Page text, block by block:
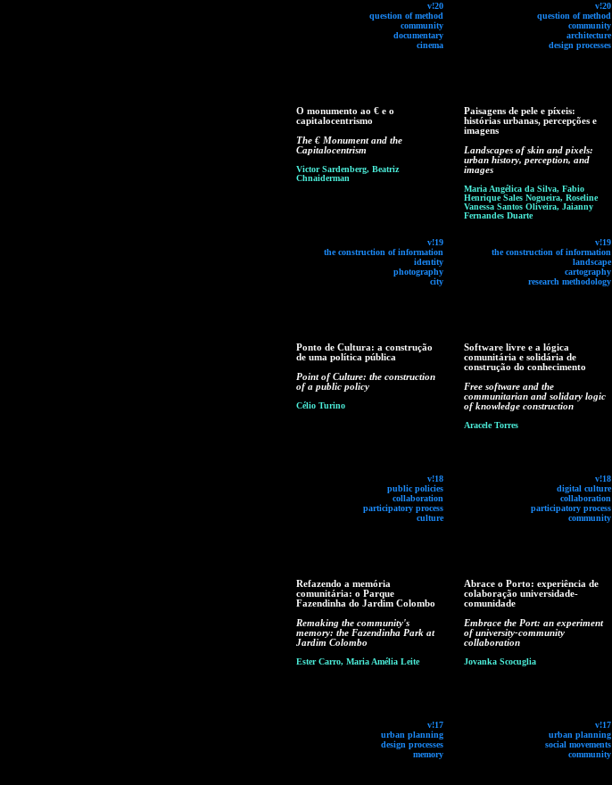
v!20
question of method
community
documentary
cinema
v!20
question of method
community
architecture
design processes
O monumento ao € e o
capitalocentrismo
The € Monument and the
Capitalocentrism
Victor Sardenberg, Beatriz
Chnaiderman
v!19
the construction of information
identity
photography
city
Paisagens de pele e píxeis:
histórias urbanas, percepções e
imagens
Landscapes of skin and pixels:
urban history, perception, and
images
Maria Angélica da Silva, Fabio
Henrique Sales Nogueira, Roseline
Vanessa Santos Oliveira, Jaianny
Fernandes Duarte
v!19
the construction of information
landscape
cartography
research methodology
Ponto de Cultura: a construção
de uma política pública
Point of Culture: the construction
of a public policy
Célio Turino
v!18
public policies
collaboration
participatory process
culture
Software livre e a lógica
comunitária e solidária de
construção do conhecimento
Free software and the
communitarian and solidary logic
of knowledge construction
Aracele Torres
v!18
digital culture
collaboration
participatory process
community
Refazendo a memória
comunitária: o Parque
Fazendinha do Jardim Colombo
Remaking the community's
memory: the Fazendinha Park at
Jardim Colombo
Ester Carro, Maria Amélia Leite
v!17
urban planning
design processes
memory
Abrace o Porto: experiência de
colaboração universidade-
comunidade
Embrace the Port: an experiment
of university-community
collaboration
Jovanka Scocuglia
v!17
urban planning
social movements
community